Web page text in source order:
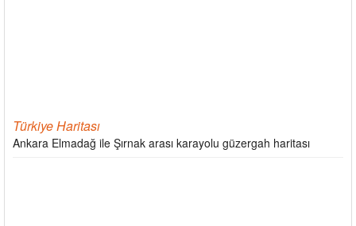
Türkiye Haritası
Ankara Elmadağ ile Şırnak arası karayolu güzergah haritası